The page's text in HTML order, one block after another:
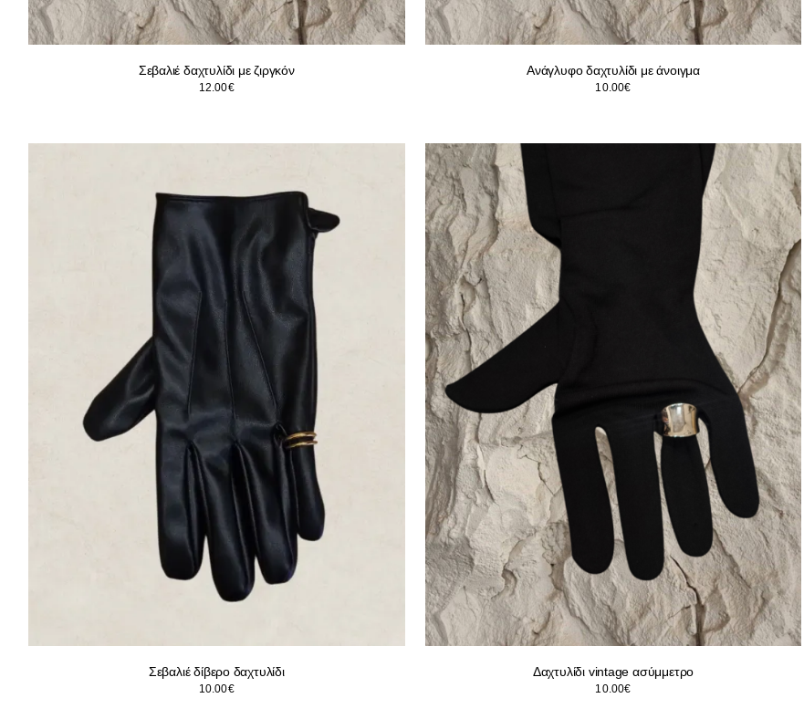
Σεβαλιέ δαχτυλίδι με ζιργκόν
12.00€
Ανάγλυφο δαχτυλίδι με άνοιγμα
10.00€
Σεβαλιέ δίβερο δαχτυλίδι
10.00€
Δαχτυλίδι vintage ασύμμετρο
10.00€